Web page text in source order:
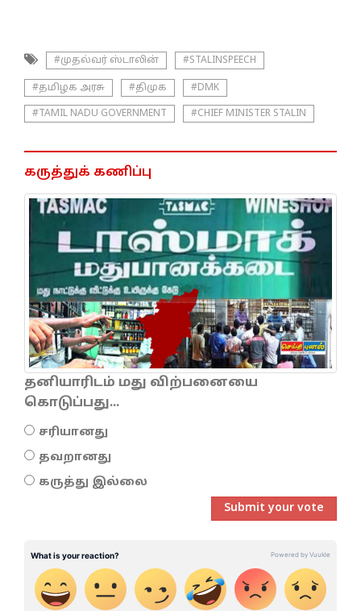
#முதல்வர் ஸ்டாலின் #STALINSPEECH
#தமிழக அரசு #திமுக #DMK
#TAMIL NADU GOVERNMENT #CHIEF MINISTER STALIN
கருத்துக் கணிப்பு
தனியாரிடம் மது விற்பனையை
கொடுப்பது...
சரியானது
தவறானது
கருத்து இல்லை
Submit your vote